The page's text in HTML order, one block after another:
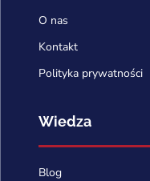
O nas
Kontakt
Polityka prywatności
Wiedza
Blog